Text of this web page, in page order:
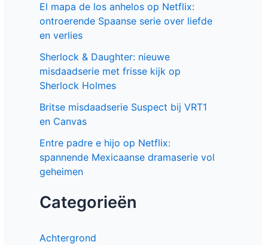
El mapa de los anhelos op Netflix:
ontroerende Spaanse serie over liefde
en verlies
Sherlock & Daughter: nieuwe
misdaadserie met frisse kijk op
Sherlock Holmes
Britse misdaadserie Suspect bij VRT1
en Canvas
Entre padre e hijo op Netflix:
spannende Mexicaanse dramaserie vol
geheimen
Categorieën
Achtergrond